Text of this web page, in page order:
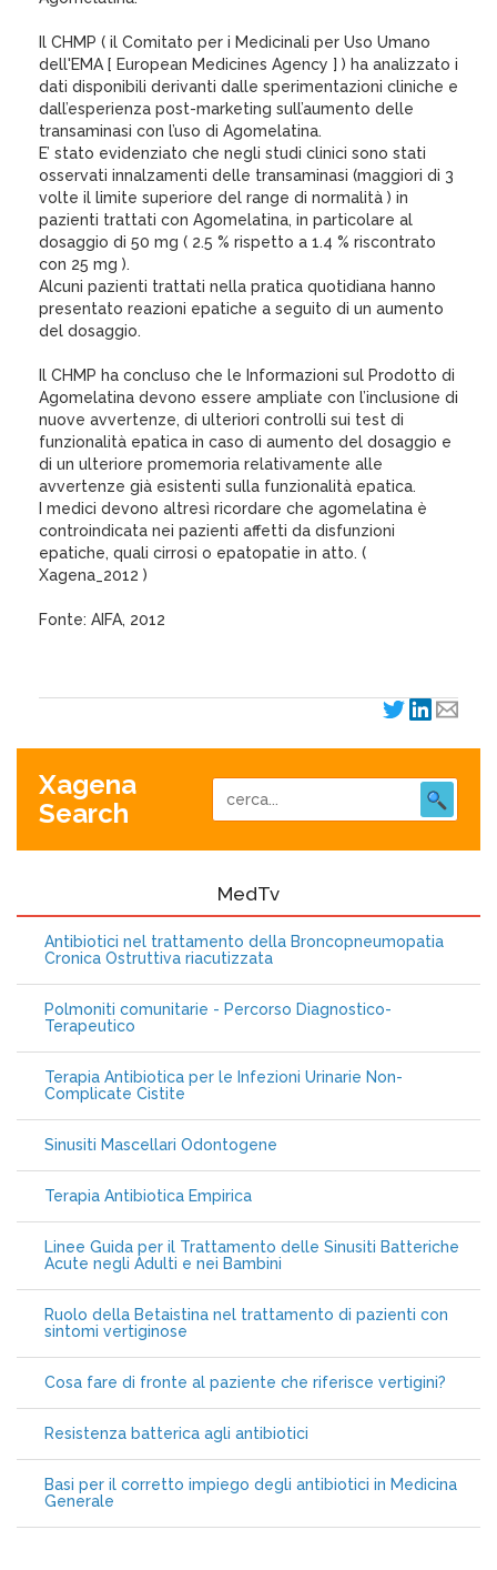
Il CHMP ( il Comitato per i Medicinali per Uso Umano
dell'EMA [ European Medicines Agency ] ) ha analizzato i
dati disponibili derivanti dalle sperimentazioni cliniche e
dall’esperienza post-marketing sull’aumento delle
transaminasi con l’uso di Agomelatina.
E’ stato evidenziato che negli studi clinici sono stati
osservati innalzamenti delle transaminasi (maggiori di 3
volte il limite superiore del range di normalità ) in
pazienti trattati con Agomelatina, in particolare al
dosaggio di 50 mg ( 2.5 % rispetto a 1.4 % riscontrato
con 25 mg ).
Alcuni pazienti trattati nella pratica quotidiana hanno
presentato reazioni epatiche a seguito di un aumento
del dosaggio.
Il CHMP ha concluso che le Informazioni sul Prodotto di
Agomelatina devono essere ampliate con l’inclusione di
nuove avvertenze, di ulteriori controlli sui test di
funzionalità epatica in caso di aumento del dosaggio e
di un ulteriore promemoria relativamente alle
avvertenze già esistenti sulla funzionalità epatica.
I medici devono altresì ricordare che agomelatina è
controindicata nei pazienti affetti da disfunzioni
epatiche, quali cirrosi o epatopatie in atto. (
Xagena_2012 )
Fonte: AIFA, 2012
Xagena
Search
MedTv
Antibiotici nel trattamento della Broncopneumopatia
Cronica Ostruttiva riacutizzata
Polmoniti comunitarie - Percorso Diagnostico-
Terapeutico
Terapia Antibiotica per le Infezioni Urinarie Non-
Complicate Cistite
Sinusiti Mascellari Odontogene
Terapia Antibiotica Empirica
Linee Guida per il Trattamento delle Sinusiti Batteriche
Acute negli Adulti e nei Bambini
Ruolo della Betaistina nel trattamento di pazienti con
sintomi vertiginose
Cosa fare di fronte al paziente che riferisce vertigini?
Resistenza batterica agli antibiotici
Basi per il corretto impiego degli antibiotici in Medicina
Generale